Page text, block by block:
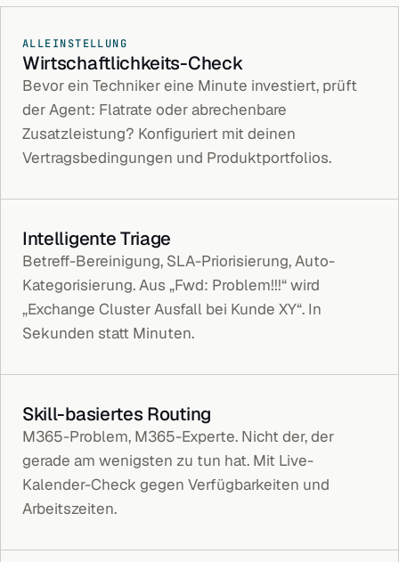
ALLEINSTELLUNG
Wirtschaftlichkeits-Check
Bevor ein Techniker eine Minute investiert, prüft
der Agent: Flatrate oder abrechenbare
Zusatzleistung? Konfiguriert mit deinen
Vertragsbedingungen und Produktportfolios.
Intelligente Triage
Betreff-Bereinigung, SLA-Priorisierung, Auto-
Kategorisierung. Aus „Fwd: Problem!!!“ wird
„Exchange Cluster Ausfall bei Kunde XY“. In
Sekunden statt Minuten.
Skill-basiertes Routing
M365-Problem, M365-Experte. Nicht der, der
gerade am wenigsten zu tun hat. Mit Live-
Kalender-Check gegen Verfügbarkeiten und
Arbeitszeiten.